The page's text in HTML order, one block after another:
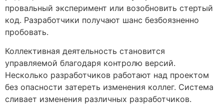
провальный эксперимент или возобновить стертый
код. Разработчики получают шанс безбоязненно
пробовать.
Коллективная деятельность становится
управляемой благодаря контролю версий.
Несколько разработчиков работают над проектом
без опасности затереть изменения коллег. Система
сливает изменения различных разработчиков.